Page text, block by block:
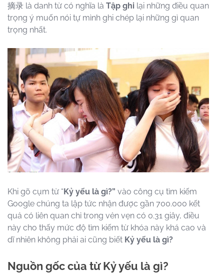
摘录 là danh từ có nghĩa là Tập ghi lại những điều quan
trọng ý muốn nói tự mình ghi chép lại những gì quan
trọng nhất.
Khi gõ cụm từ “Kỷ yếu là gì?” vào công cụ tìm kiếm
Google chúng ta lập tức nhận được gần 700.000 kết
quả có liên quan chỉ trong vẻn vẹn có 0.31 giây, điều
này cho thấy mức độ tìm kiếm từ khóa này khá cao và
dĩ nhiên không phải ai cũng biết Kỷ yếu là gì?
Nguồn gốc của từ Kỷ yếu là gì?